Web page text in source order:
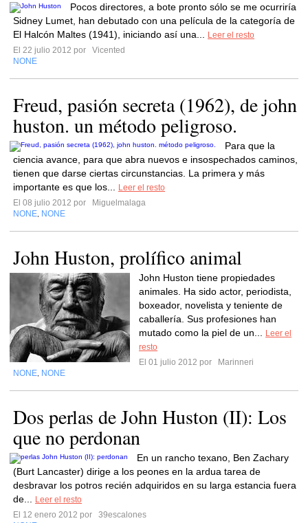
Pocos directores, a bote pronto sólo se me ocurriría
Sidney Lumet, han debutado con una película de la categoría de
El Halcón Maltes (1941), iniciando así una...
Leer el resto
El 22 julio 2012 por
Vicented
NONE
Freud, pasión secreta (1962), de john
huston. un método peligroso.
Para que la
ciencia avance, para que abra nuevos e insospechados caminos,
tienen que darse ciertas circunstancias. La primera y más
importante es que los...
Leer el resto
El 08 julio 2012 por
Miguelmalaga
NONE NONE
John Huston, prolífico animal
John Huston tiene propiedades
animales. Ha sido actor, periodista,
boxeador, novelista y teniente de
caballería. Sus profesiones han
mutado como la piel de un...
Leer el
resto
El 01 julio 2012 por
Marinneri
NONE NONE
Dos perlas de John Huston (II): Los
que no perdonan
En un rancho texano, Ben Zachary
(Burt Lancaster) dirige a los peones en la ardua tarea de
desbravar los potros recién adquiridos en su larga estancia fuera
de...
Leer el resto
El 12 enero 2012 por
39escalones